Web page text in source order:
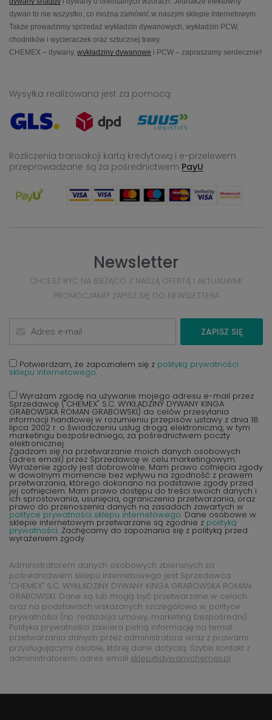
dywan to nie wszystko, co można zamówić w naszym sklepie internetowym.
Także prowadzimy sprzedaż wykładzin dywanowych, wykładzin PCW,
chodników i wycieraczek oraz sztucznej trawy.
CHEMEX – dywany, wykładziny dywanowe i PCW – zapraszamy serdecznie!
Wysyłka realizowana jest za pomocą:
Rozliczenia transakcji kartą kredytową i e-przelewem
przeprowadzane są za pośrednictwem PayU
Newsletter
CHCESZ BYĆ NA BIEŻĄCO Z NASZĄ OFERTĄ I AKTUALNYMI
PROMOCJAMI? ZAPISZ SIĘ DO NEWSLETTERA
ZAPISZ SIĘ
Potwierdzam, że zapoznałem się z polityką prywatności
sklepu internetowego.
Wyrażam zgodę na używanie mojego adresu e-mail przez
Sprzedawcę ("CHEMEX" S.C. WYKŁADZINY DYWANY KINGA
GRABOWSKA ROMAN GRABOWSKI) do celów przesyłania
informacji handlowej w rozumieniu przepisów ustawy z dnia 18
lipca 2002 r. o świadczeniu usług drogą elektroniczną, w tym
marketingu bezpośredniego, za pośrednictwem poczty
elektronicznej.
Zgadzam się na przetwarzanie moich danych osobowych
(adres email) przez Sprzedawcę w celu marketingowym.
Wyrażenie zgody jest dobrowolne. Mam prawo cofnięcia zgody
w dowolnym momencie bez wpływu na zgodność z prawem
przetwarzania, którego dokonano na podstawie zgody przed
jej cofnięciem. Mam prawo dostępu do treści swoich danych i
ich sprostowania, usunięcia, ograniczenia przetwarzania, oraz
prawo do przenoszenia danych na zasadach zawartych w
polityce prywatności sklepu internetowego. Dane osobowe w
sklepie internetowym przetwarzane są zgodnie z polityką
prywatności. Zachęcamy do zapoznania się z polityką przed
wyrażeniem zgody.
Administratorem danych osobowych zbieranych za
pośrednictwem sklepu internetowego jest Sprzedawca
"CHEMEX" S.C. WYKŁADZINY DYWANY KINGA GRABOWSKA ROMAN
GRABOWSKI. Dane są lub mogą być przetwarzane w celach
oraz na podstawach wskazanych szczegółowo w polityce
prywatności (np. realizacja umowy, marketing bezpośredni).
Polityka prywatności zawiera pełną informację na temat
przetwarzania danych przez administratora wraz z prawami
przysługującymi osobie, której dane dotyczą. Szybki kontakt z
administratorem: adres email sklep@dywanychemex.pl